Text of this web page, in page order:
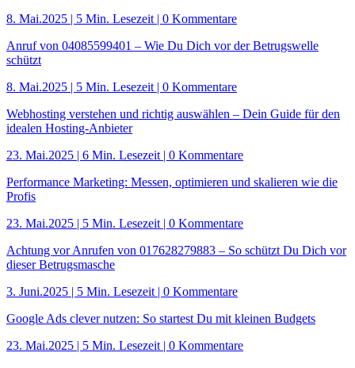
8. Mai.2025 | 5 Min. Lesezeit | 0 Kommentare
Anruf von 04085599401 – Wie Du Dich vor der Betrugswelle
schützt
8. Mai.2025 | 5 Min. Lesezeit | 0 Kommentare
Webhosting verstehen und richtig auswählen – Dein Guide für den
idealen Hosting-Anbieter
23. Mai.2025 | 6 Min. Lesezeit | 0 Kommentare
Performance Marketing: Messen, optimieren und skalieren wie die
Profis
23. Mai.2025 | 5 Min. Lesezeit | 0 Kommentare
Achtung vor Anrufen von 017628279883 – So schützt Du Dich vor
dieser Betrugsmasche
3. Juni.2025 | 5 Min. Lesezeit | 0 Kommentare
Google Ads clever nutzen: So startest Du mit kleinen Budgets
23. Mai.2025 | 5 Min. Lesezeit | 0 Kommentare